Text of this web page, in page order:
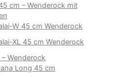
cm – Wenderock mit
W 45 cm Wenderock
XL 45 cm Wenderock
– Wenderock
Long 45 cm